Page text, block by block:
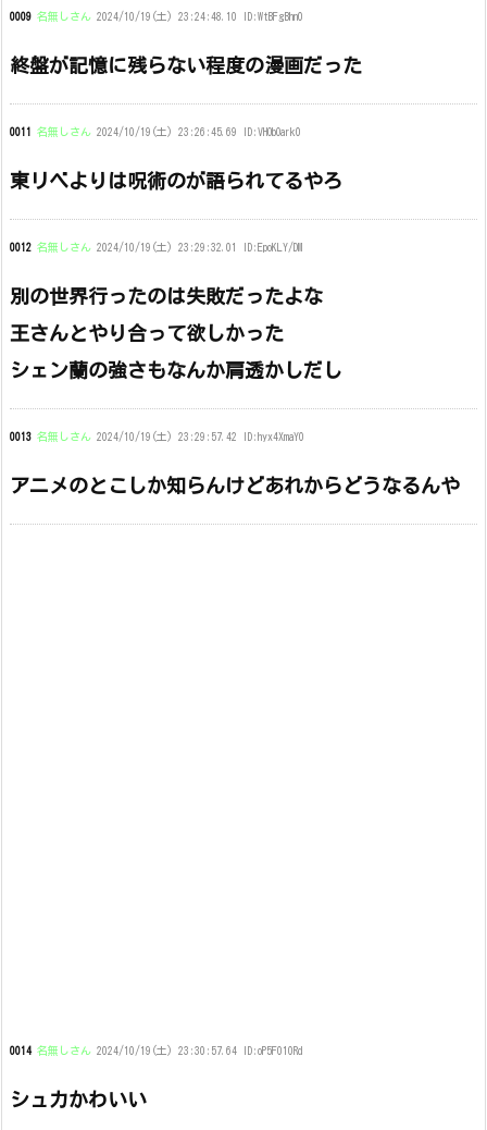
0009 名無しさん 2024/10/19(土) 23:24:48.10 ID:WtBFgBhn0
終盤が記憶に残らない程度の漫画だった
0011 名無しさん 2024/10/19(土) 23:26:45.69 ID:VHObOark0
東リベよりは呪術のが語られてるやろ
0012 名無しさん 2024/10/19(土) 23:29:32.01 ID:EpoKLY/DM
別の世界行ったのは失敗だったよな
王さんとやり合って欲しかった
シェン蘭の強さもなんか肩透かしだし
0013 名無しさん 2024/10/19(土) 23:29:57.42 ID:hyx4XmaY0
アニメのとこしか知らんけどあれからどうなるんや
0014 名無しさん 2024/10/19(土) 23:30:57.64 ID:oP5F010Rd
シュカかわいい